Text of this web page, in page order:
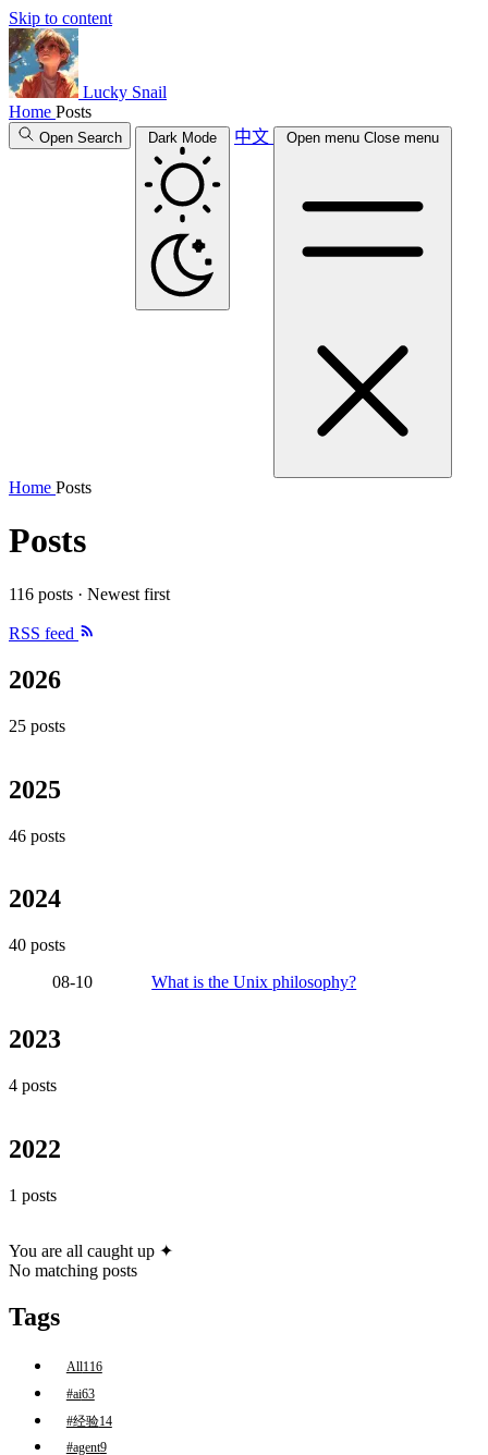
Skip to content
Lucky Snail
Home Posts
Open Search Dark Mode 中文 Open menu Close menu
Home Posts
Posts
116 posts · Newest first
RSS feed
2026
25 posts
2025
46 posts
2024
40 posts
08-10
What is the Unix philosophy?
2023
4 posts
2022
1 posts
You are all caught up ✦
No matching posts
Tags
All116
#ai63
#经验14
#agent9